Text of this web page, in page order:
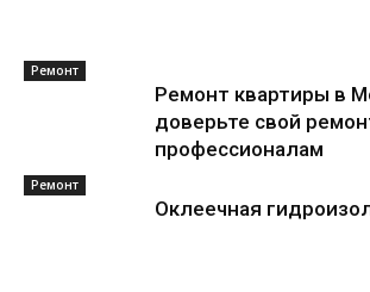
Ремонт
Ремонт квартиры в
доверьте свой
профессионалам
Ремонт
Оклеечная